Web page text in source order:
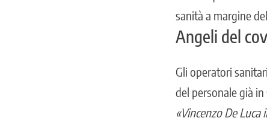
sanità a margine
Angeli del
Gli operatori
del personale già in
«Vincenzo De